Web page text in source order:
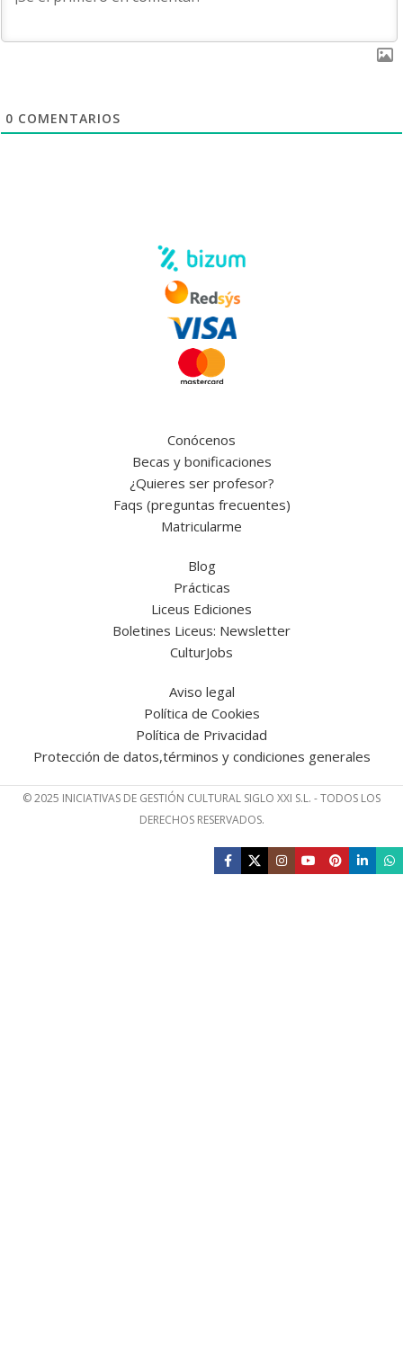
0 COMENTARIOS
Conócenos
Becas y bonificaciones
¿Quieres ser profesor?
Faqs (preguntas frecuentes)
Matricularme
Blog
Prácticas
Liceus Ediciones
Boletines Liceus: Newsletter
CulturJobs
Aviso legal
Política de Cookies
Política de Privacidad
Protección de datos,términos y condiciones generales
© 2025 INICIATIVAS DE GESTIÓN CULTURAL SIGLO XXI S.L. - TODOS LOS
DERECHOS RESERVADOS.